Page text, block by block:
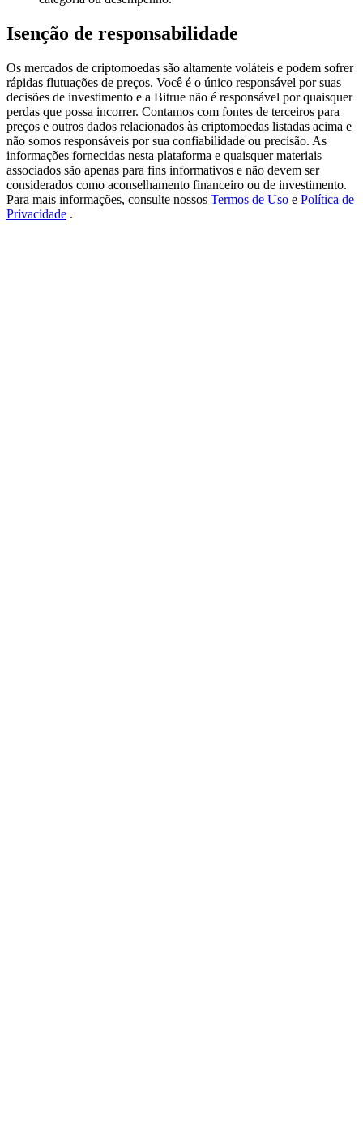
Register & Trade to Win 500,000 USDT
Precious Metals Trading Carnival
Trade Gold & Silver · 33,333 USDT Bonus
USDT New User Exclusive 10% APR
USDT Flexible Staking | Daily Rewards
Isenção de responsabilidade
Os mercados de criptomoedas são altamente voláteis e podem sofrer
rápidas flutuações de preços. Você é o único responsável por suas
decisões de investimento e a Bitrue não é responsável por quaisquer
perdas que possa incorrer. Contamos com fontes de terceiros para
preços e outros dados relacionados às criptomoedas listadas acima e
não somos responsáveis por sua confiabilidade ou precisão. As
informações fornecidas nesta plataforma e quaisquer materiais
associados são apenas para fins informativos e não devem ser
considerados como aconselhamento financeiro ou de investimento.
Para mais informações, consulte nossos Termos de Uso e Política de
Privacidade .